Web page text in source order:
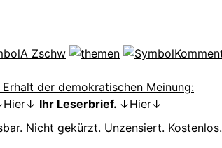
Erhalt der demokratischen Meinung:
Ihr Leserbrief. ↓Hier↓
Nicht gekürzt. Unzensiert. Kostenlos.